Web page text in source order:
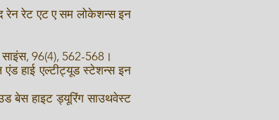
रेन रेट एट ए सम लोकेशन्स इन
96(4), 562-568।
हाई एल्टीट्यूड स्टेशन्स इन
बेस हाइट ड्यूरिंग साउथवेस्ट